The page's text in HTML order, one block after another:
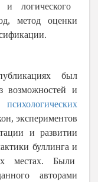
и логического
метод оценки
был
возможностей и
психологических
экспериментов
и развитии
буллинга и
местах. Были
авторами